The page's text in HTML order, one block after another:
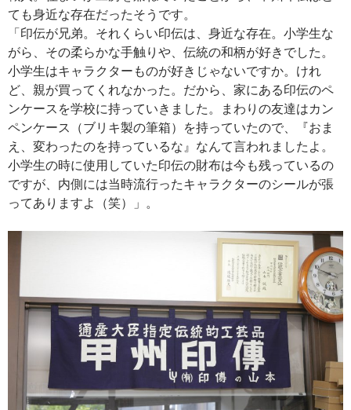
ても身近な存在だったそうです。
「印伝が兄弟。それくらい印伝は、身近な存在。小学生な
がら、その柔らかな手触りや、伝統の和柄が好きでした。
小学生はキャラクターものが好きじゃないですか。けれ
ど、親が買ってくれなかった。だから、家にある印伝のペ
ンケースを学校に持っていきました。まわりの友達はカン
ペンケース（ブリキ製の筆箱）を持っていたので、『おま
え、変わったのを持っているな』なんて言われましたよ。
小学生の時に使用していた印伝の財布は今も残っているの
ですが、内側には当時流行ったキャラクターのシールが張
ってありますよ（笑）」。